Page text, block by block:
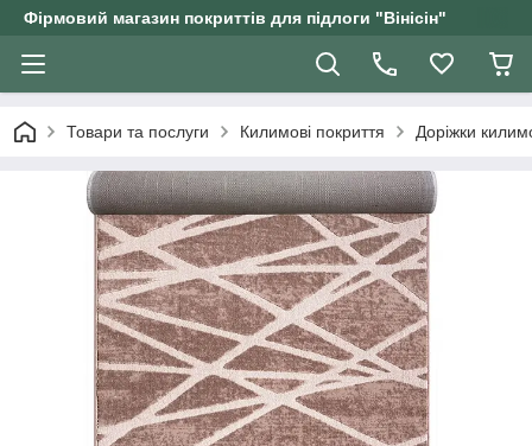
Фірмовий магазин покриттів для підлоги "Вінісін"
Товари та послуги Килимові покриття Доріжки